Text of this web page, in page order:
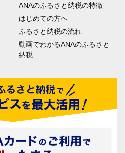
ANAのふるさと納税の特徴
はじめての方へ
ふるさと納税の流れ
動画でわかるANAのふるさと
納税